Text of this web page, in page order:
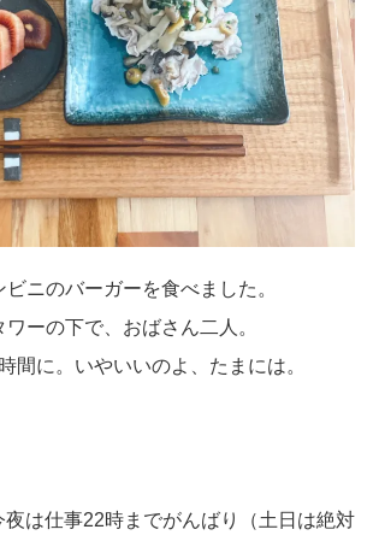
ビニのバーガーを食べました。
ワーの下で、おばさん二人。
間に。いやいいのよ、たまには。
は仕事22時までがんばり（土日は絶対